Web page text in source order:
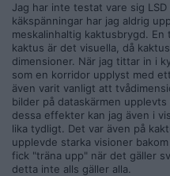
Jag har inte testat vare sig
käkspänningar har jag aldrig
meskalinhaltig kaktusbrygd. En
kaktus är det visuella, då
dimensioner. När jag tittar in i
som en korridor upplyst med
även varit vanligt att
bilder på dataskärmen
dessa effekter kan jag även i
lika tydligt. Det var även på
upplevde starka visioner
fick "träna upp" när det gäller
detta inte alls gäller alla.